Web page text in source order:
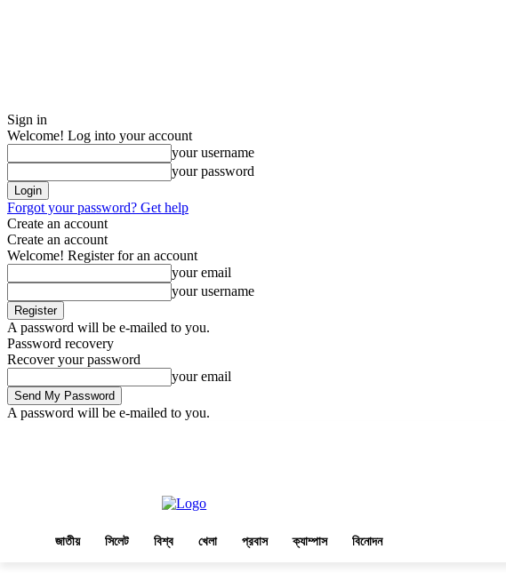
Sign in
Welcome! Log into your account
your username
your password
Forgot your password? Get help
Create an account
Create an account
Welcome! Register for an account
your email
your username
A password will be e-mailed to you.
Password recovery
Recover your password
your email
A password will be e-mailed to you.
জাতীয় সিলেট বিশ্ব খেলা প্রবাস ক্যাম্পাস বিনোদন